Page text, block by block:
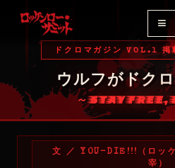
≡
ドクロマガジン VOL.1 掲
ウルフがドク
～STAY
文 ／ YOU-DIE!!!（ロッ
宰）